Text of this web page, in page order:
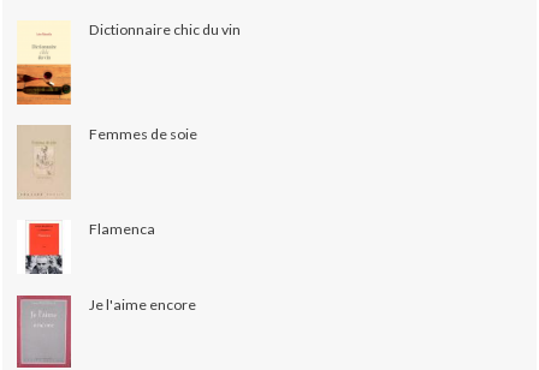
Dictionnaire chic du vin
Femmes de soie
Flamenca
Je l'aime encore